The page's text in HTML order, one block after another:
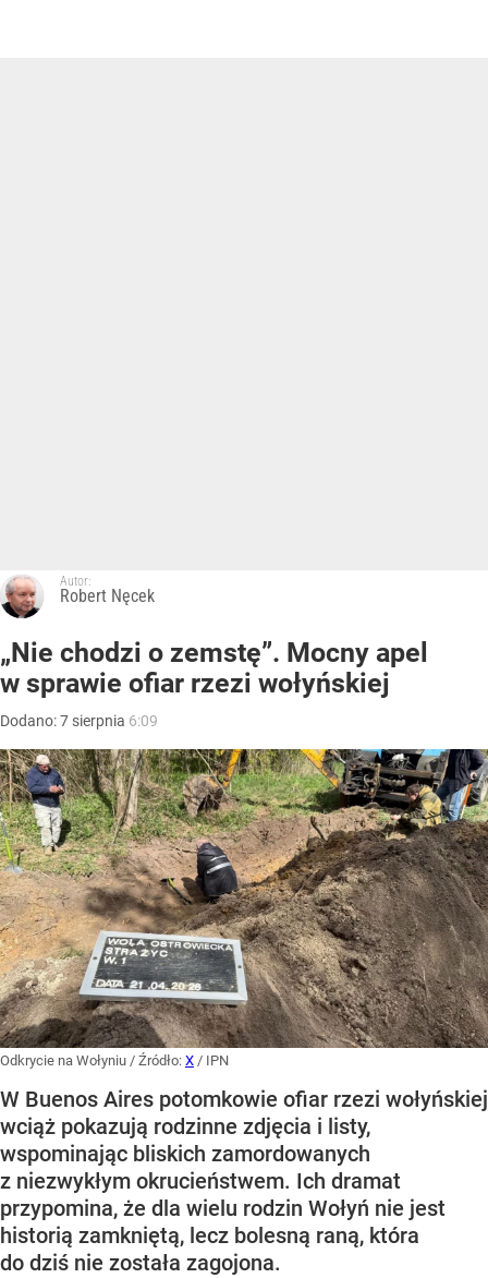
Autor:
Robert Nęcek
„Nie chodzi o zemstę”. Mocny apel
w sprawie ofiar rzezi wołyńskiej
Dodano:7 sierpnia 6:09
Odkrycie na Wołyniu / Źródło: X / IPN
W Buenos Aires potomkowie ofiar rzezi wołyńskiej
wciąż pokazują rodzinne zdjęcia i listy,
wspominając bliskich zamordowanych
z niezwykłym okrucieństwem. Ich dramat
przypomina, że dla wielu rodzin Wołyń nie jest
historią zamkniętą, lecz bolesną raną, która
do dziś nie została zagojona.